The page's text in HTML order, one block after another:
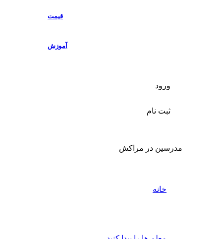
قیمت
آموزش
ورود
ثبت نام
مدرسین در مراکش
خانه